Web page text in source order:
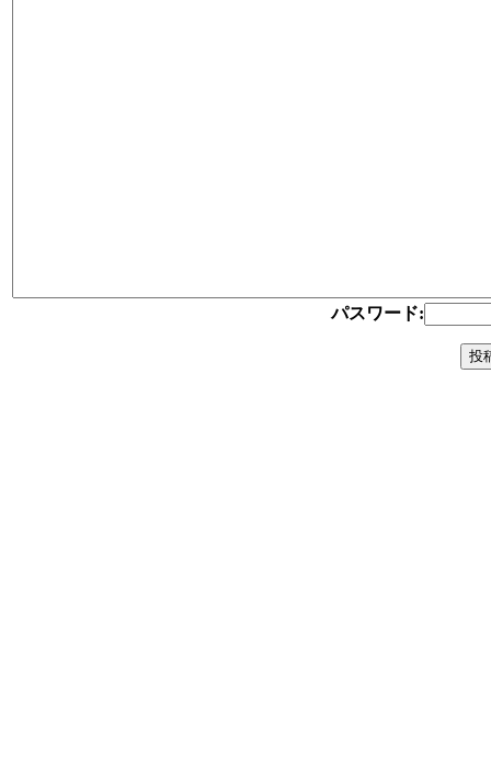
パスワード: